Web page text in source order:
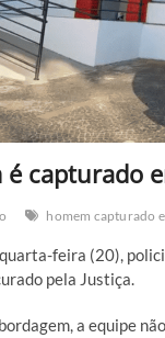
é capturado
homem capturado
feira (20),
pela Justiça.
a equipe